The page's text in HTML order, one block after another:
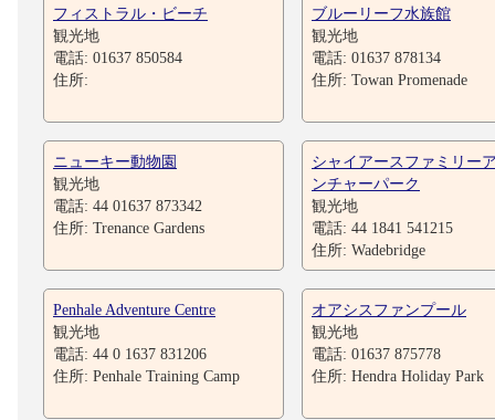
フィストラル・ビーチ
観光地
電話: 01637 850584
住所:
ブルーリーフ水族館
観光地
電話: 01637 878134
住所: Towan Promenade
ニューキー動物園
観光地
電話: 44 01637 873342
住所: Trenance Gardens
シャイアースファミリー
ンチャーパーク
観光地
電話: 44 1841 541215
住所: Wadebridge
Penhale Adventure Centre
観光地
電話: 44 0 1637 831206
住所: Penhale Training Camp
オアシスファンプール
観光地
電話: 01637 875778
住所: Hendra Holiday Park